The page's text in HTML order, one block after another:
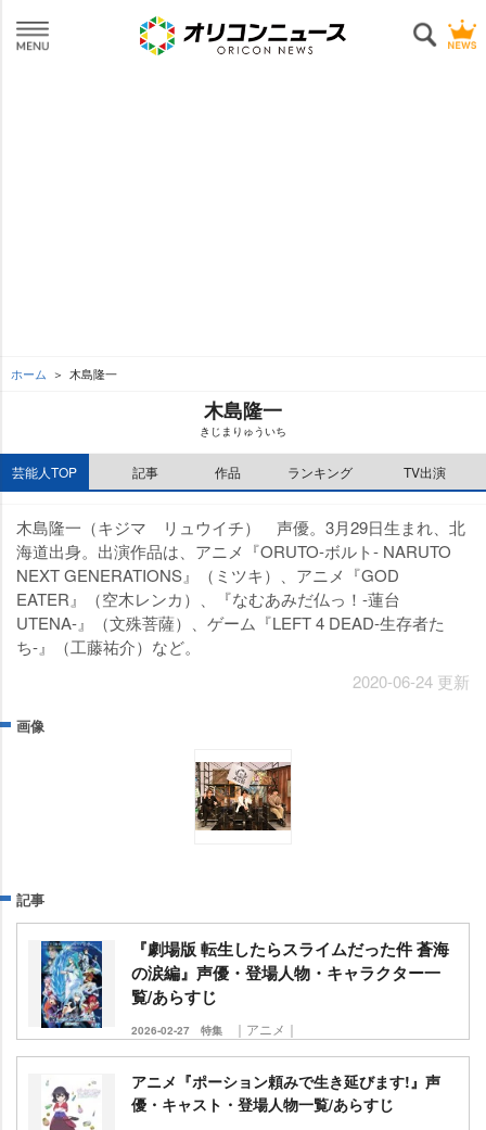
ホーム 木島隆一
木島隆一
きじまりゅういち
芸能人TOP 記事 作品 ランキング TV出演
木島隆一（キジマ リュウイチ） 声優。3月29日生まれ、北
海道出身。出演作品は、アニメ『ORUTO-ボルト- NARUTO
NEXT GENERATIONS』（ミツキ）、アニメ『GOD
EATER』（空木レンカ）、『なむあみだ仏っ！-蓮台
UTENA-』（文殊菩薩）、ゲーム『LEFT 4 DEAD-生存者た
ち‐』（工藤祐介）など。
2020-06-24 更新
画像
記事
『劇場版 転生したらスライムだった件 蒼海
の涙編』声優・登場人物・キャラクター一
覧/あらすじ
2026-02-27 特集 ｜アニメ｜
アニメ『ポーション頼みで生き延びます!』声
優・キャスト・登場人物一覧/あらすじ